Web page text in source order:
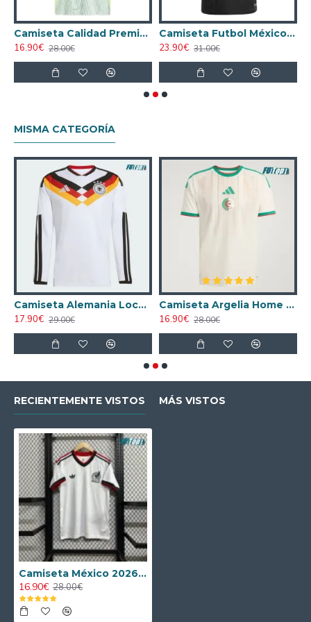
Camiseta Calidad Premium México Away 2024
16.90€ 28.00€
Camiseta Futbol México Third 2025 Versión Jugador
23.90€ 31.00€
MISMA CATEGORÍA
Camiseta Alemania Local Mundial 2026 ML Blanco
17.90€ 29.00€
Camiseta Argelia Home 2026
16.90€ 28.00€
RECIENTEMENTE VISTOS MÁS VISTOS
Camiseta México 2026 Blanco
16.90€ 28.00€